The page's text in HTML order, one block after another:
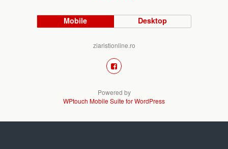
Mobile Desktop
ziaristionline.ro
Powered by
WPtouch Mobile Suite for WordPress